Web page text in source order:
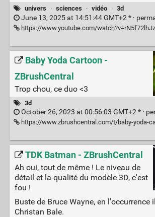
univers · sciences · vidéo · 3d
June 13, 2025 at 14:51:44 GMT+2 * ·
https://www.youtube.com/
Baby Yoda Cartoon -
ZBrushCentral
Trop chou, ce duo <3
3d
October 26, 2023 at 00:56:03 GMT+2 * ·
https://www.zbrushcentral.com/t/baby-yoda-
TDK Batman - ZBrushCentral
Ah oui, tout de même ! Le niveau de
détail et la qualité du modèle 3D, c'est
fou !
Buste de Bruce Wayne, en l'occurrence
Christan Bale.